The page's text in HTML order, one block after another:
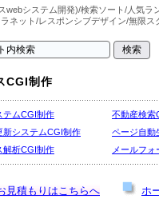
システム開発)/検索ソート/人気
ネット/レスポンシブデザイン/無限ス
CGI制作
テムCGI制作 不動産検索
新システムCGI制作 ページ自動
解析CGI制作 メールフ
見積もりはこちらへ ホ